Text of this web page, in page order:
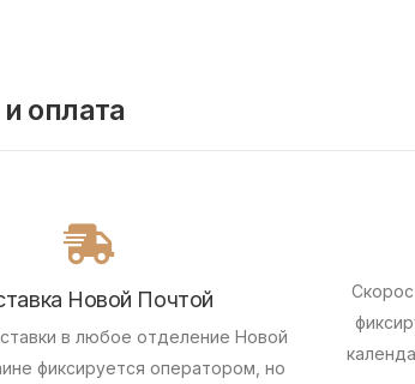
оплата
Новой Почтой
в любое отделение Новой
фиксируется оператором, но